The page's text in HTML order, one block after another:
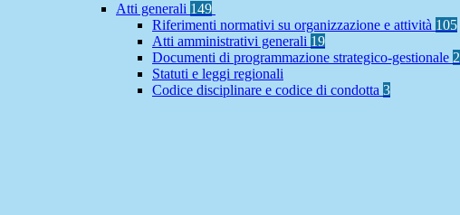
Atti generali 149
Riferimenti normativi su organizzazione e attività 105
Atti amministrativi generali 19
Documenti di programmazione strategico-gestionale 2
Statuti e leggi regionali
Codice disciplinare e codice di condotta 3